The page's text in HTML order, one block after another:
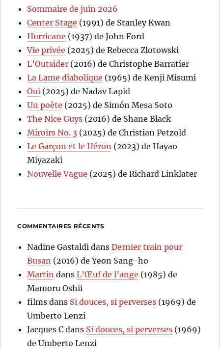
Sommaire de juin 2026
Center Stage (1991) de Stanley Kwan
Hurricane (1937) de John Ford
Vie privée (2025) de Rebecca Zlotowski
L’Outsider (2016) de Christophe Barratier
La Lame diabolique (1965) de Kenji Misumi
Oui (2025) de Nadav Lapid
Un poète (2025) de Simón Mesa Soto
The Nice Guys (2016) de Shane Black
Miroirs No. 3 (2025) de Christian Petzold
Le Garçon et le Héron (2023) de Hayao
Miyazaki
Nouvelle Vague (2025) de Richard Linklater
COMMENTAIRES RÉCENTS
Nadine Gastaldi dansDernier train pour
Busan (2016) de Yeon Sang-ho
Martin dansL’Œuf de l’ange (1985) de
Mamoru Oshii
films dans Si douces, si perverses (1969) de
Umberto Lenzi
Jacques C dans Si douces, si perverses (1969)
de Umberto Lenzi